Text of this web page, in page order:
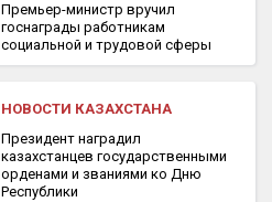
Премьер-министр вручил
госнаграды работникам
социальной и трудовой сферы
НОВОСТИ КАЗАХСТАНА
Президент наградил
казахстанцев государственными
орденами и званиями ко Дню
Республики